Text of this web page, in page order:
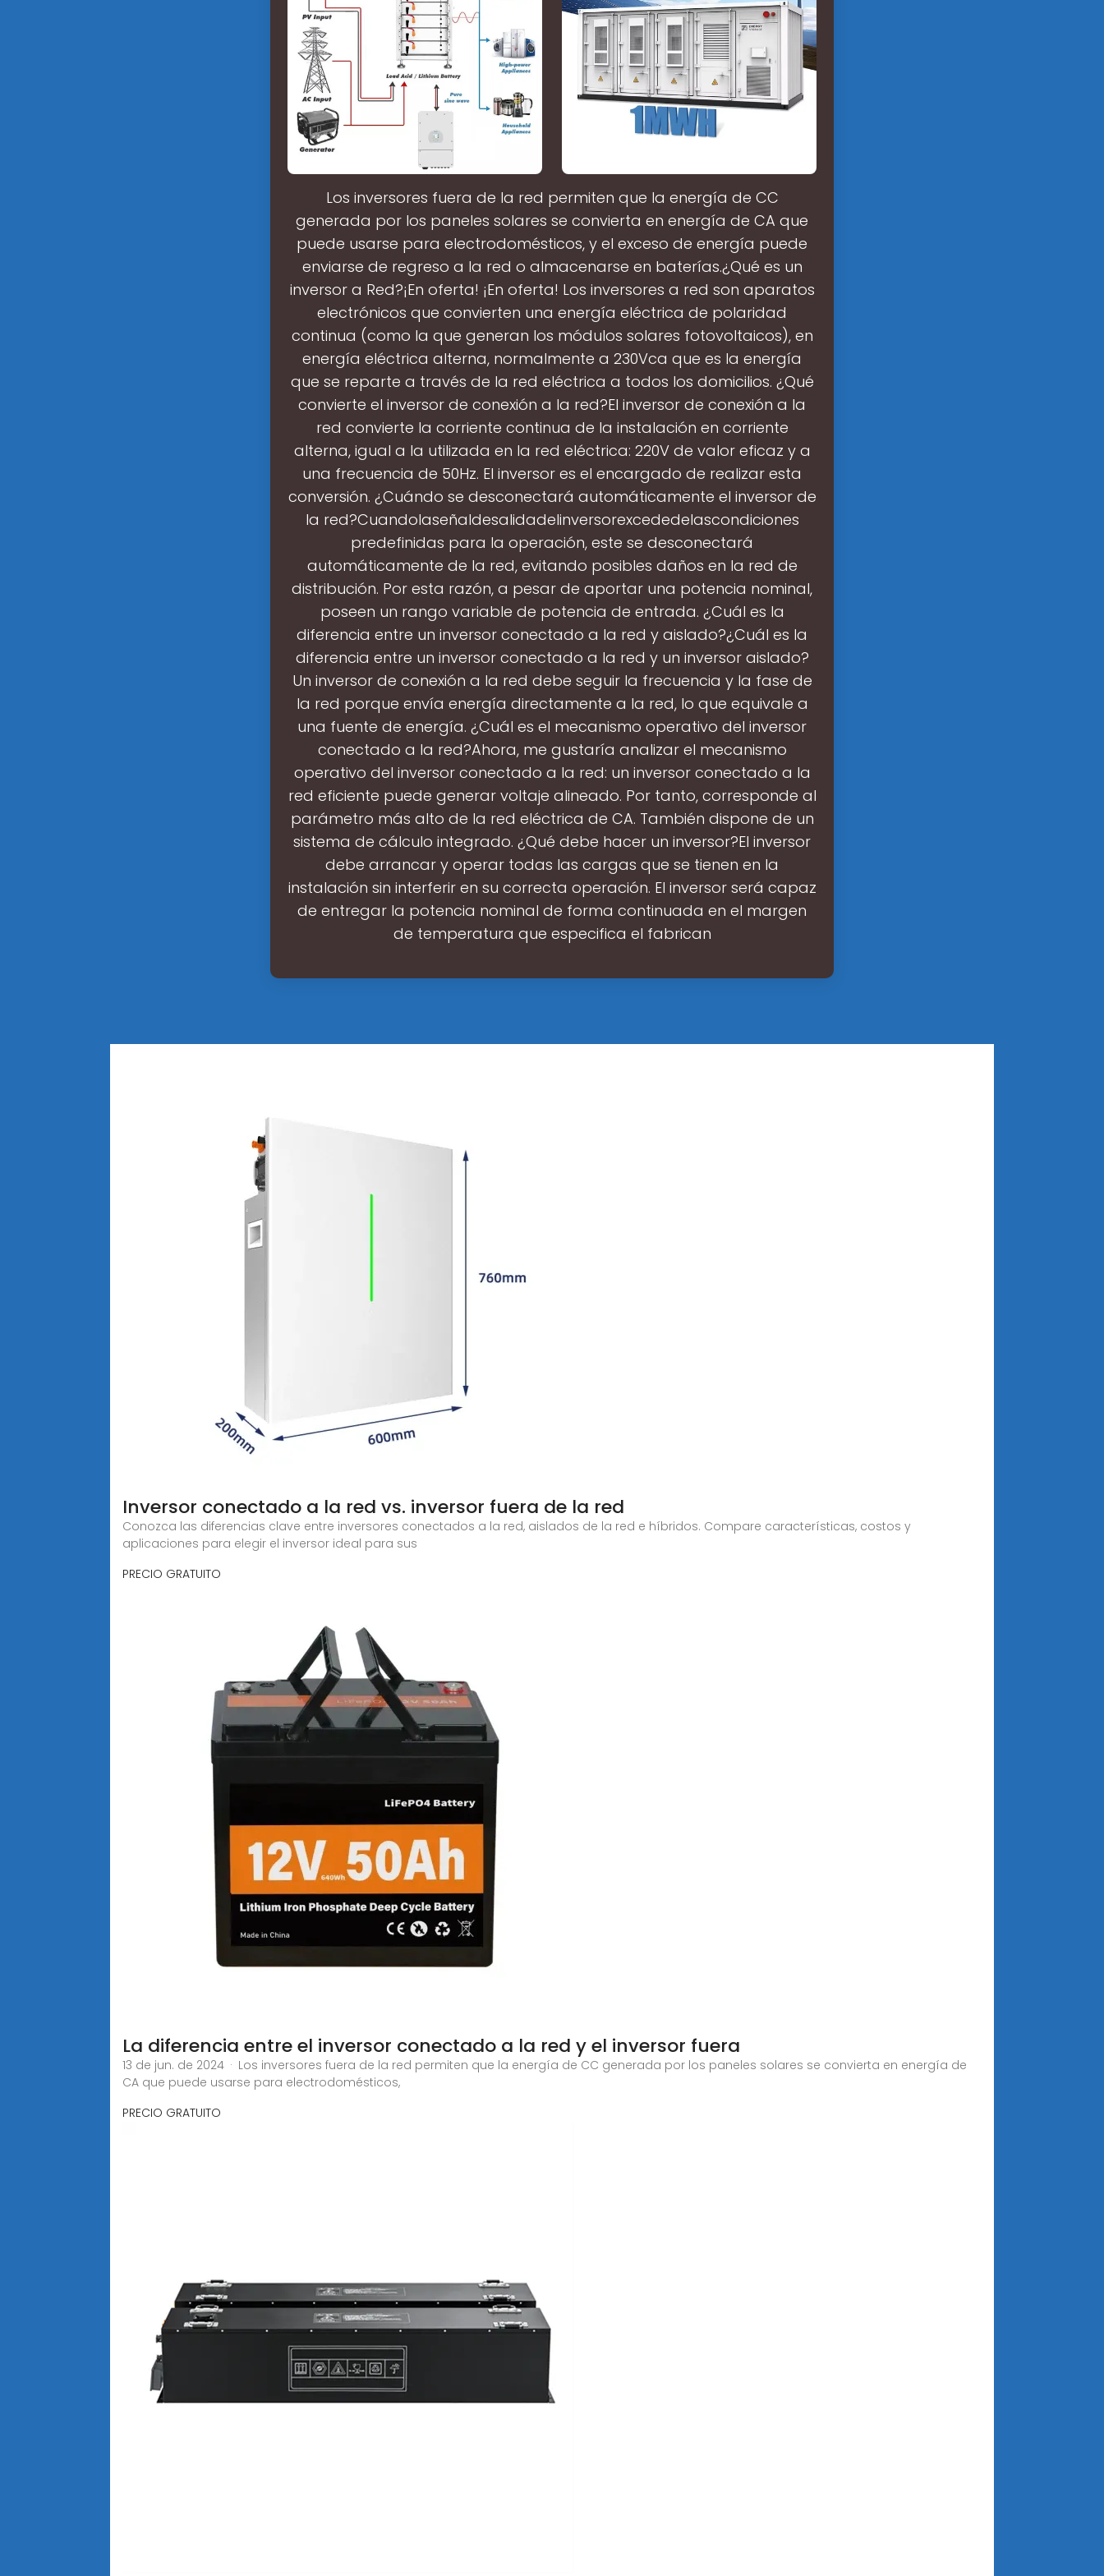
Los inversores fuera de la red permiten que la energía de CC
generada por los paneles solares se convierta en energía de CA que
puede usarse para electrodomésticos, y el exceso de energía puede
enviarse de regreso a la red o almacenarse en baterías.¿Qué es un
inversor a Red?¡En oferta! ¡En oferta! Los inversores a red son aparatos
electrónicos que convierten una energía eléctrica de polaridad
continua (como la que generan los módulos solares fotovoltaicos), en
energía eléctrica alterna, normalmente a 230Vca que es la energía
que se reparte a través de la red eléctrica a todos los domicilios. ¿Qué
convierte el inversor de conexión a la red?El inversor de conexión a la
red convierte la corriente continua de la instalación en corriente
alterna, igual a la utilizada en la red eléctrica: 220V de valor eficaz y a
una frecuencia de 50Hz. El inversor es el encargado de realizar esta
conversión. ¿Cuándo se desconectará automáticamente el inversor de
la red?Cuandolaseñaldesalidadelinversorexcededelascondiciones
predefinidas para la operación, este se desconectará
automáticamente de la red, evitando posibles daños en la red de
distribución. Por esta razón, a pesar de aportar una potencia nominal,
poseen un rango variable de potencia de entrada. ¿Cuál es la
diferencia entre un inversor conectado a la red y aislado?¿Cuál es la
diferencia entre un inversor conectado a la red y un inversor aislado?
Un inversor de conexión a la red debe seguir la frecuencia y la fase de
la red porque envía energía directamente a la red, lo que equivale a
una fuente de energía. ¿Cuál es el mecanismo operativo del inversor
conectado a la red?Ahora, me gustaría analizar el mecanismo
operativo del inversor conectado a la red: un inversor conectado a la
red eficiente puede generar voltaje alineado. Por tanto, corresponde al
parámetro más alto de la red eléctrica de CA. También dispone de un
sistema de cálculo integrado. ¿Qué debe hacer un inversor?El inversor
debe arrancar y operar todas las cargas que se tienen en la
instalación sin interferir en su correcta operación. El inversor será capaz
de entregar la potencia nominal de forma continuada en el margen
de temperatura que especifica el fabrican
Inversor conectado a la red vs. inversor fuera de la red
Conozca las diferencias clave entre inversores conectados a la red, aislados de la red e híbridos. Compare características, costos y
aplicaciones para elegir el inversor ideal para sus
PRECIO GRATUITO
La diferencia entre el inversor conectado a la red y el inversor fuera
13 de jun. de 2024 · Los inversores fuera de la red permiten que la energía de CC generada por los paneles solares se convierta en energía de
CA que puede usarse para electrodomésticos,
PRECIO GRATUITO